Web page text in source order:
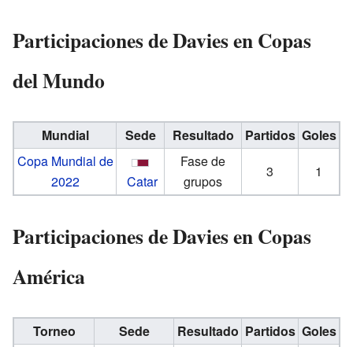
Participaciones de Davies en Copas
del Mundo
Mundial Sede Resultado Partidos Goles
Copa Mundial de
2022
Catar
Fase de
grupos
3 1
Participaciones de Davies en Copas
América
Torneo Sede Resultado Partidos Goles